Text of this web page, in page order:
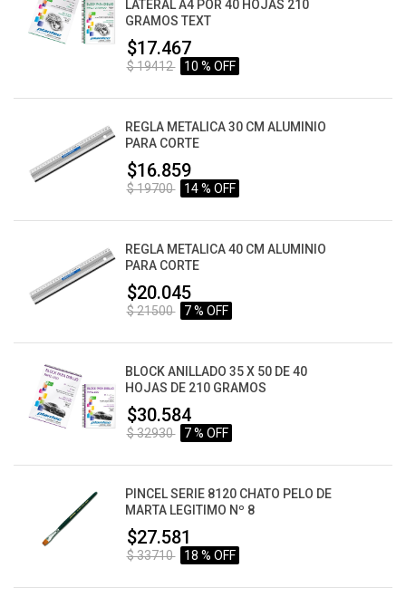
LATERAL A4 POR 40 HOJAS 210
GRAMOS TEXT
$17.467
$ 19412 10 % OFF
REGLA METALICA 30 CM ALUMINIO
PARA CORTE
$16.859
$ 19700 14 % OFF
REGLA METALICA 40 CM ALUMINIO
PARA CORTE
$20.045
$ 21500 7 % OFF
BLOCK ANILLADO 35 X 50 DE 40
HOJAS DE 210 GRAMOS
$30.584
$ 32930 7 % OFF
PINCEL SERIE 8120 CHATO PELO DE
MARTA LEGITIMO Nº 8
$27.581
$ 33710 18 % OFF